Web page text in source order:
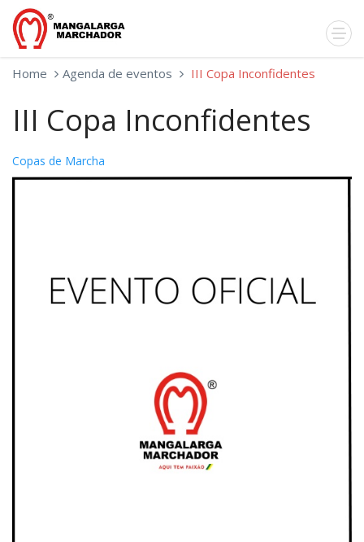
Home Agenda de eventos III Copa Inconfidentes
III Copa Inconfidentes
Copas de Marcha